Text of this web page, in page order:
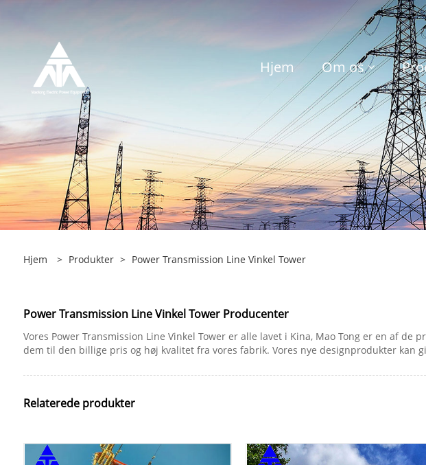
Hjem Om os
Hjem > Produkter > Power Transmission Line Vinkel Tower
Power Transmission Line Vinkel Tower Producenter
Vores Power Transmission Line Vinkel Tower er alle lavet i Kina, Mao Tong er en af
dem til den billige pris og høj kvalitet fra vores fabrik. Vores nye designprodukter kan
Relaterede produkter